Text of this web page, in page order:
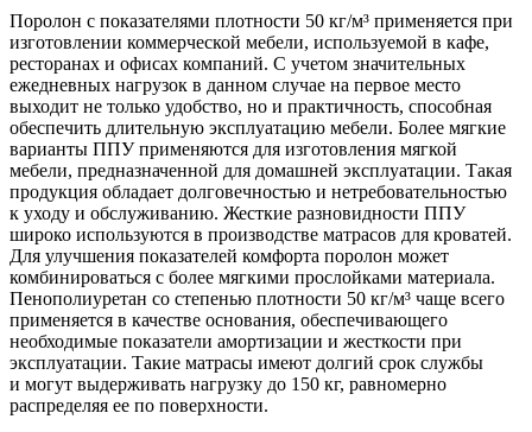
Поролон с показателями плотности 50 кг/м³ применяется при
изготовлении коммерческой мебели, используемой в кафе,
ресторанах и офисах компаний. С учетом значительных
ежедневных нагрузок в данном случае на первое место
выходит не только удобство, но и практичность, способная
обеспечить длительную эксплуатацию мебели. Более мягкие
варианты ППУ применяются для изготовления мягкой
мебели, предназначенной для домашней эксплуатации. Такая
продукция обладает долговечностью и нетребовательностью
к уходу и обслуживанию. Жесткие разновидности ППУ
широко используются в производстве матрасов для кроватей.
Для улучшения показателей комфорта поролон может
комбинироваться с более мягкими прослойками материала.
Пенополиуретан со степенью плотности 50 кг/м³ чаще всего
применяется в качестве основания, обеспечивающего
необходимые показатели амортизации и жесткости при
эксплуатации. Такие матрасы имеют долгий срок службы
и могут выдерживать нагрузку до 150 кг, равномерно
распределяя ее по поверхности.